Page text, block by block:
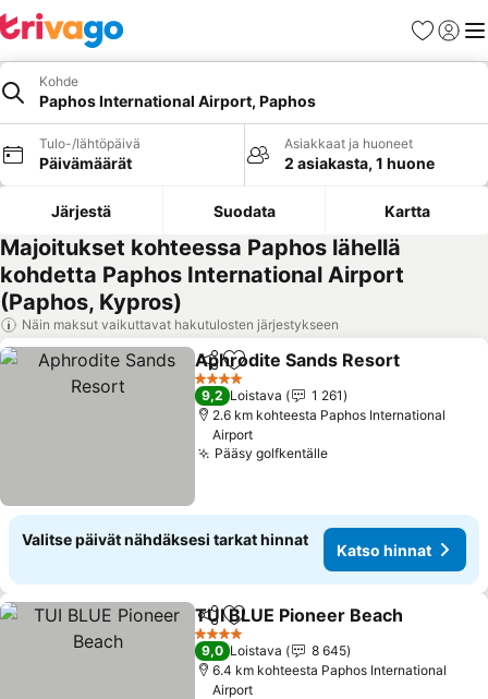
Suosikit
Kohde
Paphos International Airport, Paphos
Tulo-/lähtöpäivä
Päivämäärät
Asiakkaat ja huoneet
2 asiakasta, 1 huone
Järjestä Suodata Kartta
Majoitukset kohteessa Paphos lähellä
kohdetta Paphos International Airport
(Paphos, Kypros)
Näin maksut vaikuttavat hakutulosten järjestykseen
Jaa Lisää suosikkeihin
Aphrodite Sands Resort
4 Tähtiluokitus
9,2 Loistava
1 261
2.6 km kohteesta Paphos International
Airport
Pääsy golfkentälleKatso hinnat
Valitse päivät nähdäksesi tarkat hinnat
Katso hinnat
Jaa Lisää suosikkeihin
TUI BLUE Pioneer Beach
4 Tähtiluokitus
9,0 Loistava
8 645
6.4 km kohteesta Paphos International
Airport